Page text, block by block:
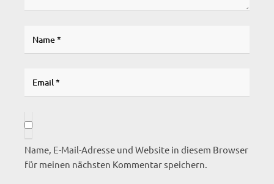
Name, E-Mail-Adresse und Website in diesem Browser
für meinen nächsten Kommentar speichern.